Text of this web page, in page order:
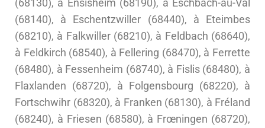
(68140), à Eschentzwiller (68440), à Eteimbes
(68210), à Falkwiller (68210), à Feldbach (68640),
à Feldkirch (68540), à Fellering (68470), à Ferrette
(68480), à Fessenheim (68740), à Fislis (68480), à
Flaxlanden (68720), à Folgensbourg (68220), à
Fortschwihr (68320), à Franken (68130), à Fréland
(68240), à Friesen (68580), à Frœningen (68720),